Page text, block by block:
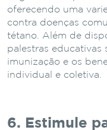
oferecendo uma
contra doenças
tétano. Além de
palestras educativas
imunização e os
individual e coletiva.
6. Estimule